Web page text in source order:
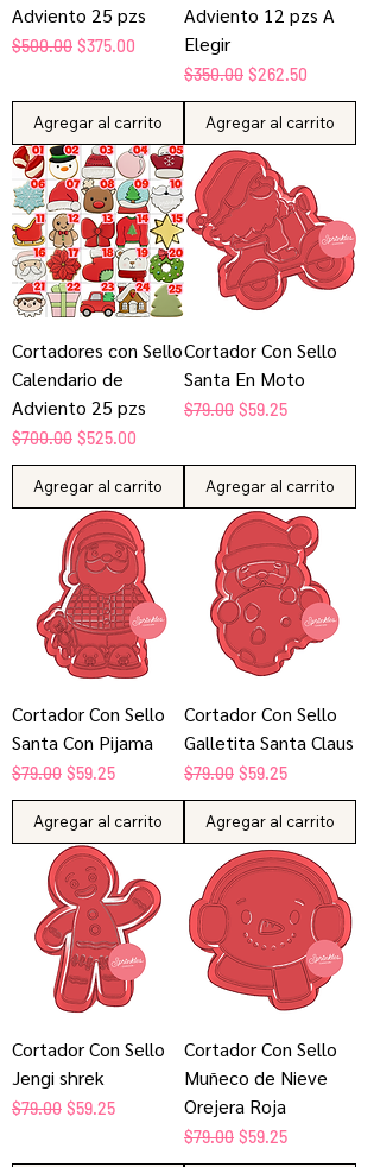
Adviento 25 pzs
Precio
$500.00 Precio de oferta
$375.00
Agregar al carrito
Adviento 12 pzs A
Elegir
Precio
$350.00 Precio de oferta
$262.50
Agregar al carrito
Cortadores con Sello
Calendario de
Adviento 25 pzs
Precio
$700.00 Precio de oferta
$525.00
Agregar al carrito
Cortador Con Sello
Santa En Moto
Precio
$79.00 Precio de oferta
$59.25
Agregar al carrito
Cortador Con Sello
Santa Con Pijama
Precio
$79.00 Precio de oferta
$59.25
Agregar al carrito
Cortador Con Sello
Galletita Santa Claus
Precio
$79.00 Precio de oferta
$59.25
Agregar al carrito
Cortador Con Sello
Jengi shrek
Precio
$79.00 Precio de oferta
$59.25
Cortador Con Sello
Muñeco de Nieve
Orejera Roja
Precio
$79.00 Precio de oferta
$59.25